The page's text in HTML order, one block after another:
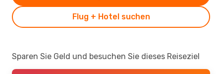
Flug + Hotel suchen
Sparen Sie Geld und besuchen Sie dieses Reiseziel